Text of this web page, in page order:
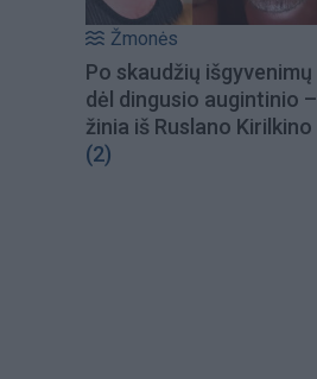
Žmonės
Po skaudžių išgyvenimų
dėl dingusio augintinio –
žinia iš Ruslano Kirilkino
(2)